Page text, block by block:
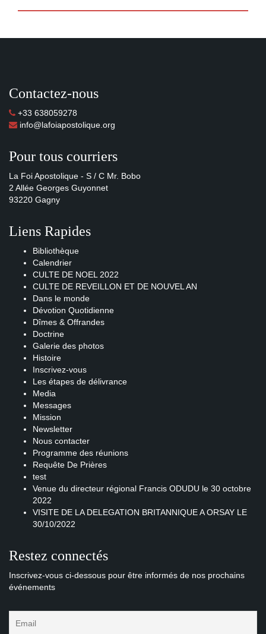
Contactez-nous
+33 638059278
info@lafoiapostolique.org
Pour tous courriers
La Foi Apostolique - S / C Mr. Bobo
2 Allée Georges Guyonnet
93220 Gagny
Liens Rapides
Bibliothèque
Calendrier
CULTE DE NOEL 2022
CULTE DE REVEILLON ET DE NOUVEL AN
Dans le monde
Dévotion Quotidienne
Dîmes & Offrandes
Doctrine
Galerie des photos
Histoire
Inscrivez-vous
Les étapes de délivrance
Media
Messages
Mission
Newsletter
Nous contacter
Programme des réunions
Requête De Prières
test
Venue du directeur régional Francis ODUDU le 30 octobre
2022
VISITE DE LA DELEGATION BRITANNIQUE A ORSAY LE
30/10/2022
Restez connectés
Inscrivez-vous ci-dessous pour être informés de nos prochains
événements